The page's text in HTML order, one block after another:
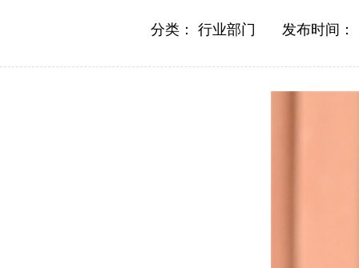
分类： 行业部门 发布时间：